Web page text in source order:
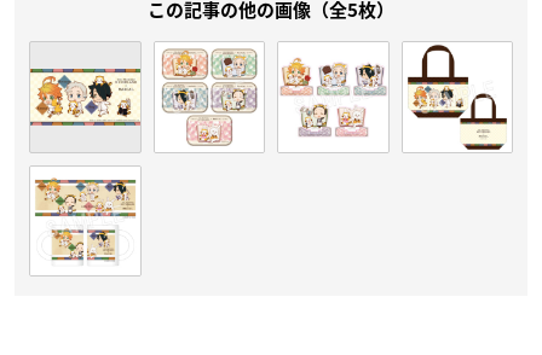
この記事の他の画像（全5枚）